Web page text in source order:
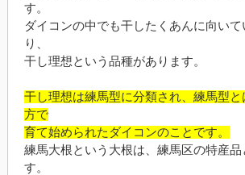
す。
ダイコンの中でも干したくあんに向い
り、
干し理想という品種があります。
干し理想は練馬型に分類され、練馬型
方で
育て始められたダイコンのことです。
練馬大根という大根は、練馬区の特産品
す。